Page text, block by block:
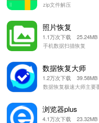
zip文件解压
照片恢复
1.1万次下载 25.24MB
手机数据扫描恢复
数据恢复大师
1.2万次下载 39.58MB
浏览器plus
4.1万次下载 23.32MB